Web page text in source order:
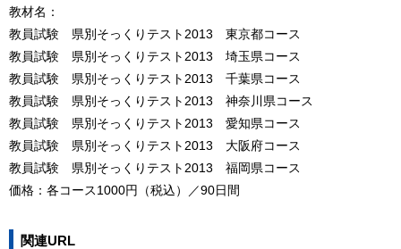
教材名：
教員試験 県別そっくりテスト2013 東京都コース
教員試験 県別そっくりテスト2013 埼玉県コース
教員試験 県別そっくりテスト2013 千葉県コース
教員試験 県別そっくりテスト2013 神奈川県コース
教員試験 県別そっくりテスト2013 愛知県コース
教員試験 県別そっくりテスト2013 大阪府コース
教員試験 県別そっくりテスト2013 福岡県コース
価格：各コース1000円（税込）／90日間
関連URL